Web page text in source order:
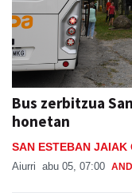
Bus zerbitzua
honetan
SAN ESTEBAN JAIAK
Aiurri abu 05, 07:00